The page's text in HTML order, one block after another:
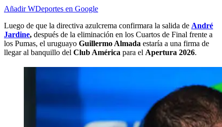
Añadir WDeportes en Google
Luego de que la directiva azulcrema confirmara la salida de André
Jardine, después de la eliminación en los Cuartos de Final frente a
los Pumas, el uruguayo Guillermo Almada estaría a una firma de
llegar al banquillo del Club América para el Apertura 2026.